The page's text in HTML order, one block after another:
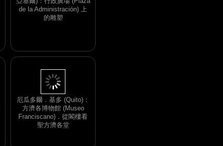
厄瓜多爾．Guayaquil (瓜
厄瓜多爾．基多 (Quito)：
方濟各博物館 (Museo
Franciscano)．從閣樓看